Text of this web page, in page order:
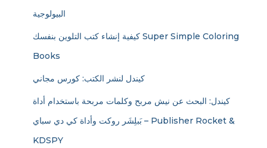
كيفية إنشاء كتب التلوين بنفسك Super Simple Coloring
Books
كيندل لنشر الكتب: كورس مجاني
كيندل: البحث عن نيش مربح وكلمات مربحة باستخدام أداة
بَبلِشَر روكت وأداة كي دي سباي – Publisher Rocket &
KDSPY